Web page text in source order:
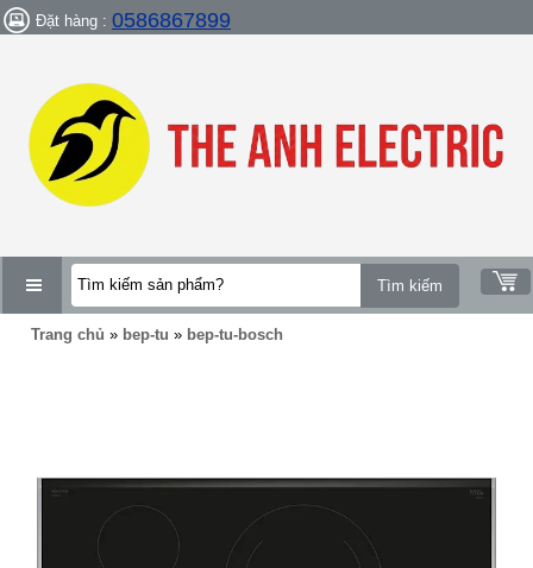
Đặt hàng : 0586867899
DANH
Trang chủ » bep-tu » bep-tu-bosch